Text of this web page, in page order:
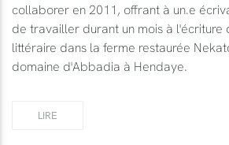
collaborer en 2011, offrant à un.e
de travailler durant un mois à l'écriture
littéraire dans la ferme restaurée
domaine d'Abbadia à Hendaye.
LIRE